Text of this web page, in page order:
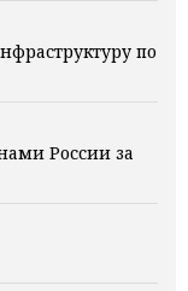
по
России за